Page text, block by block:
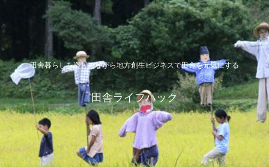
田舎暮らしを楽しみながら地方創生ビジネスで田舎を元気にする
田舎ライフハック